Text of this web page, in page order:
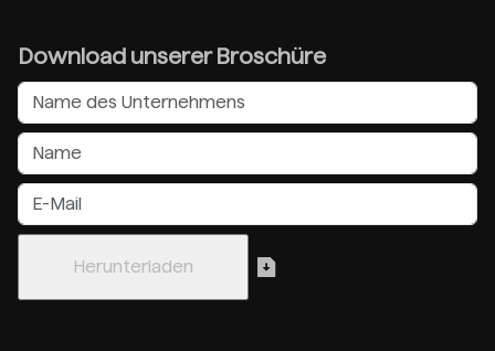
Download unserer Broschüre